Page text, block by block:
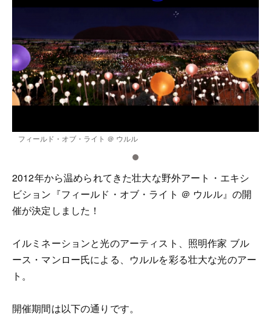
フィールド・オブ・ライト ＠ ウルル
2012年から温められてきた壮大な野外アート・エキシ
ビション『フィールド・オブ・ライト ＠ ウルル』の開
催が決定しました！
イルミネーションと光のアーティスト、照明作家 ブル
ース・マンロー氏による、ウルルを彩る壮大な光のアー
ト。
開催期間は以下の通りです。